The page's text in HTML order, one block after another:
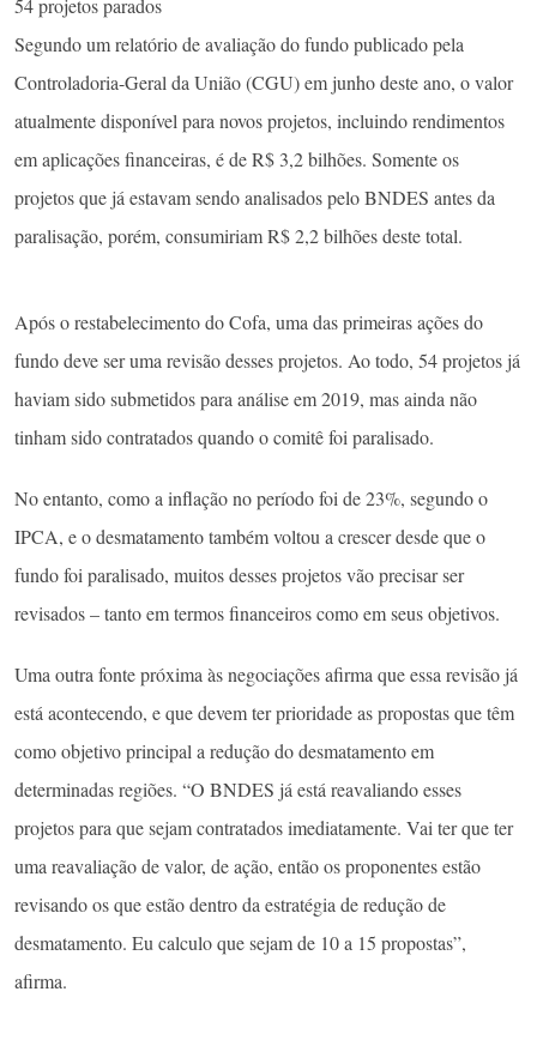
54 projetos parados
Segundo um relatório de avaliação do fundo publicado pela
Controladoria-Geral da União (CGU) em junho deste ano, o valor
atualmente disponível para novos projetos, incluindo rendimentos
em aplicações financeiras, é de R$ 3,2 bilhões. Somente os
projetos que já estavam sendo analisados pelo BNDES antes da
paralisação, porém, consumiriam R$ 2,2 bilhões deste total.
Após o restabelecimento do Cofa, uma das primeiras ações do
fundo deve ser uma revisão desses projetos. Ao todo, 54 projetos já
haviam sido submetidos para análise em 2019, mas ainda não
tinham sido contratados quando o comitê foi paralisado.
No entanto, como a inflação no período foi de 23%, segundo o
IPCA, e o desmatamento também voltou a crescer desde que o
fundo foi paralisado, muitos desses projetos vão precisar ser
revisados – tanto em termos financeiros como em seus objetivos.
Uma outra fonte próxima às negociações afirma que essa revisão já
está acontecendo, e que devem ter prioridade as propostas que têm
como objetivo principal a redução do desmatamento em
determinadas regiões. “O BNDES já está reavaliando esses
projetos para que sejam contratados imediatamente. Vai ter que ter
uma reavaliação de valor, de ação, então os proponentes estão
revisando os que estão dentro da estratégia de redução de
desmatamento. Eu calculo que sejam de 10 a 15 propostas”,
afirma.